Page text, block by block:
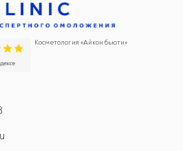
Косметология «Айкон бьюти»